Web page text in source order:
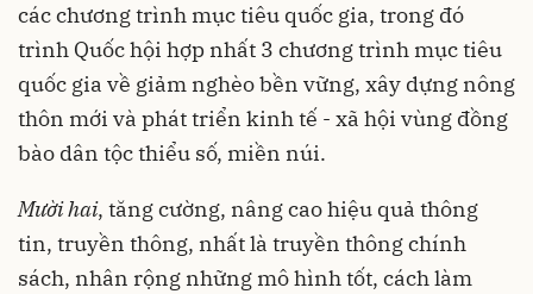
các chương trình mục tiêu quốc gia, trong đó
trình Quốc hội hợp nhất 3 chương trình mục tiêu
quốc gia về giảm nghèo bền vững, xây dựng nông
thôn mới và phát triển kinh tế - xã hội vùng đồng
bào dân tộc thiểu số, miền núi.
Mười hai, tăng cường, nâng cao hiệu quả thông
tin, truyền thông, nhất là truyền thông chính
sách, nhân rộng những mô hình tốt, cách làm